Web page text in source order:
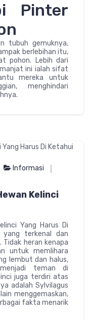
Pinter
tubuh gemuknya,
berlebihan itu,
pohon. Lebih dari
ini ialah sifat
mereka untuk
menghindari
Informasi
Kelinci
Yang Harus Di
yang terkenal dan
heran kenapa
untuk memlihara
lembut dan halus,
teman di
juga terdiri atas
adalah Sylvilagus
menggemaskan,
fakta menarik